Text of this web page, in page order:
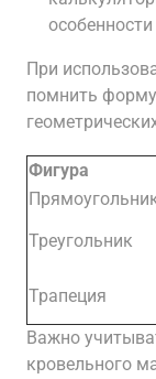
При
помнить
Фигура
Треугольник
Трапеция
Важно
кровельного